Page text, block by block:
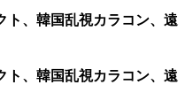
ト、韓国乱視カラコン、遠
ト、韓国乱視カラコン、遠